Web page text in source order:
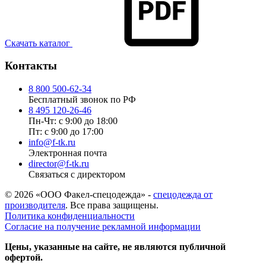
Скачать каталог
Контакты
8 800 500-62-34
Бесплатный звонок по РФ
8 495 120-26-46
Пн-Чт: с 9:00 до 18:00
Пт: с 9:00 до 17:00
info@f-tk.ru
Электронная почта
director@f-tk.ru
Связаться с директором
© 2026 «ООО Факел-спецодежда» - спецодежда от
производителя. Все права защищены.
Политика конфиденциальности
Согласие на получение рекламной информации
Цены, указанные на сайте, не являются публичной
офертой.